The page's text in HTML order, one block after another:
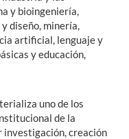
y bioingeniería,
diseño, minería,
artificial, lenguaje y
y educación,
uno de los
de la
investigación, creación